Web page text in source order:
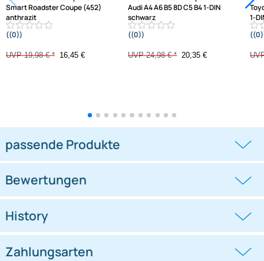
Varianten: Radioeinbauset
-17,7%
Radioeinbauset kompatibel mit
Smart Roadster Coupe (452)
anthrazit
2003-2005
((0))
UVP 19,98 € *16,45 €
-18,5%
Audi A4 A6 B5 8D C5 B4 1-DIN
schwarz
UVP 24,98 € *20,35 €